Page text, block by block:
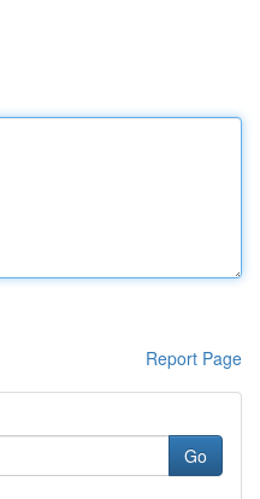
Report Page
Go